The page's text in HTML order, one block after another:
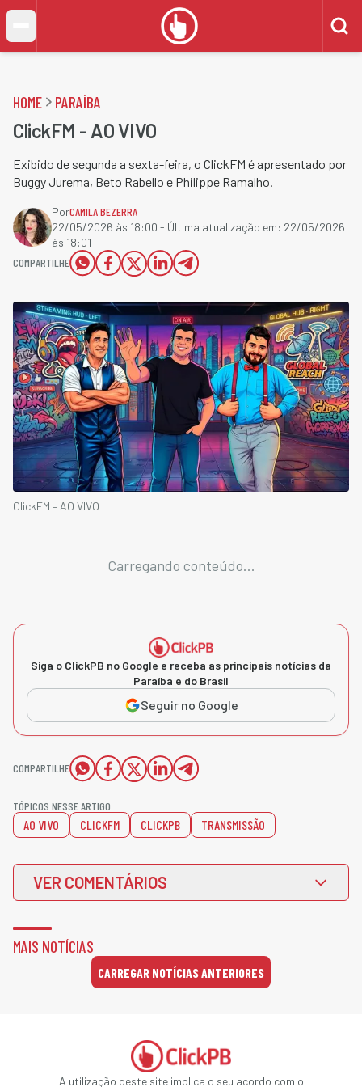
HOME PARAÍBA
ClickFM - AO VIVO
Exibido de segunda a sexta-feira, o ClickFM é apresentado por
Buggy Jurema, Beto Rabello e Philippe Ramalho.
PorCAMILA BEZERRA
22/05/2026 às 18:00 - Última atualização em: 22/05/2026
às 18:01
COMPARTILHE
ClickFM – AO VIVO
Carregando conteúdo...
Siga o ClickPB no Google e receba as principais notícias da
Paraíba e do Brasil
Seguir no Google
COMPARTILHE
TÓPICOS NESSE ARTIGO:
AO VIVO CLICKFM CLICKPB TRANSMISSÃO
VER COMENTÁRIOS
MAIS NOTÍCIAS
CARREGAR NOTÍCIAS ANTERIORES
A utilização deste site implica o seu acordo com o